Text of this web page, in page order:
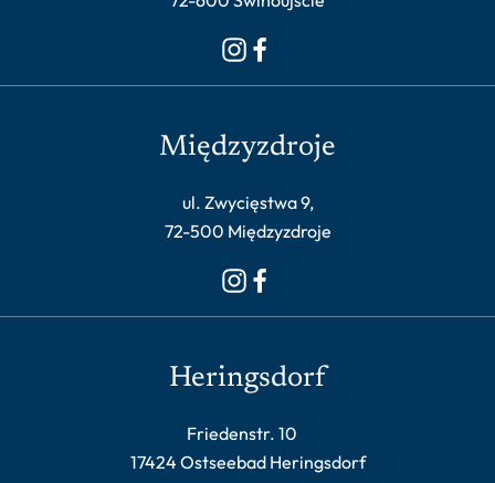
Międzyzdroje
ul. Zwycięstwa 9,
72-500 Międzyzdroje
Heringsdorf
Friedenstr. 10
17424 Ostseebad Heringsdorf